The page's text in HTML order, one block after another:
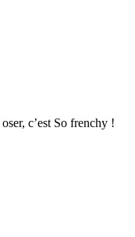
c’est So frenchy !